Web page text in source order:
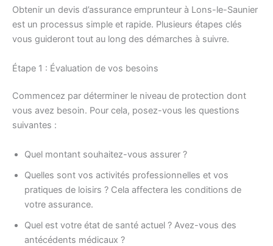
Obtenir un devis d’assurance emprunteur à Lons-le-Saunier
est un processus simple et rapide. Plusieurs étapes clés
vous guideront tout au long des démarches à suivre.
Étape 1 : Évaluation de vos besoins
Commencez par déterminer le niveau de protection dont
vous avez besoin. Pour cela, posez-vous les questions
suivantes :
Quel montant souhaitez-vous assurer ?
Quelles sont vos activités professionnelles et vos
pratiques de loisirs ? Cela affectera les conditions de
votre assurance.
Quel est votre état de santé actuel ? Avez-vous des
antécédents médicaux ?